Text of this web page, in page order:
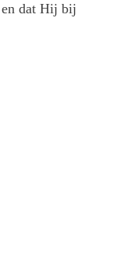
dat Hij bij